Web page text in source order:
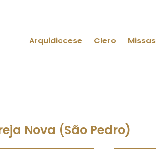
Arquidiocese Clero Missas
Nova (São Pedro)